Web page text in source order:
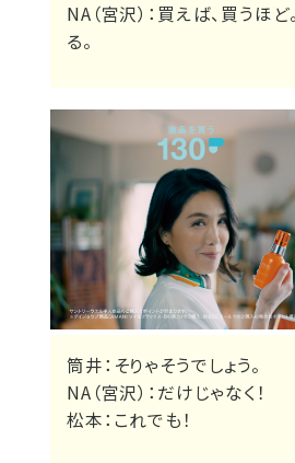
NA（宮沢）：買えば、買うほ
る。
筒井：そりゃそうでしょう。
NA（宮沢）：だけじゃなく！
松本：これでも！